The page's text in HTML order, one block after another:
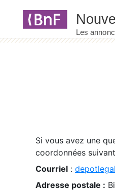
Si vous avez une
coordonnées
Courriel :
Adresse postale :